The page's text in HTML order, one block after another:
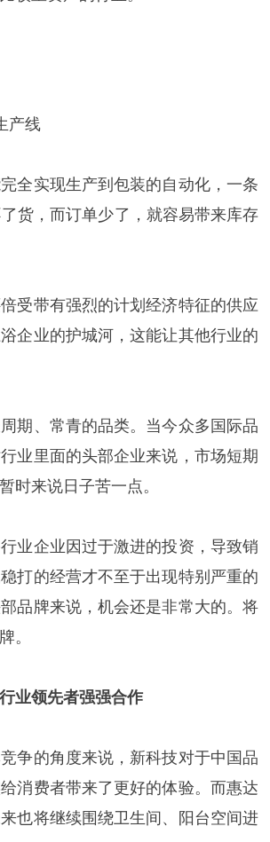
产线
全实现生产到包装的自动化，一条
货，而订单少了，就容易带来库存
受带有强烈的计划经济特征的供应
企业的护城河，这能让其他行业的
期、常青的品类。当今众多国际品
业里面的头部企业来说，市场短期
时来说日子苦一点。
业企业因过于激进的投资，导致销
打的经营才不至于出现特别严重的
品牌来说，机会还是非常大的。将
。
业领先者强强合作
争的角度来说，新科技对于中国品
消费者带来了更好的体验。而惠达
也将继续围绕卫生间、阳台空间进